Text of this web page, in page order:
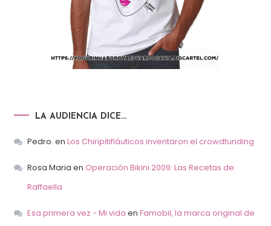
LA AUDIENCIA DICE…
Pedro. en Los Chiripitifláuticos inventaron el crowdfunding
Rosa Maria en Operación Bikini 2009: Las Recetas de
Raffaella
Esa primera vez - Mi vida en Famobil, la marca original de